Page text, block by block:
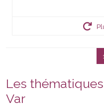
1
Les
Var